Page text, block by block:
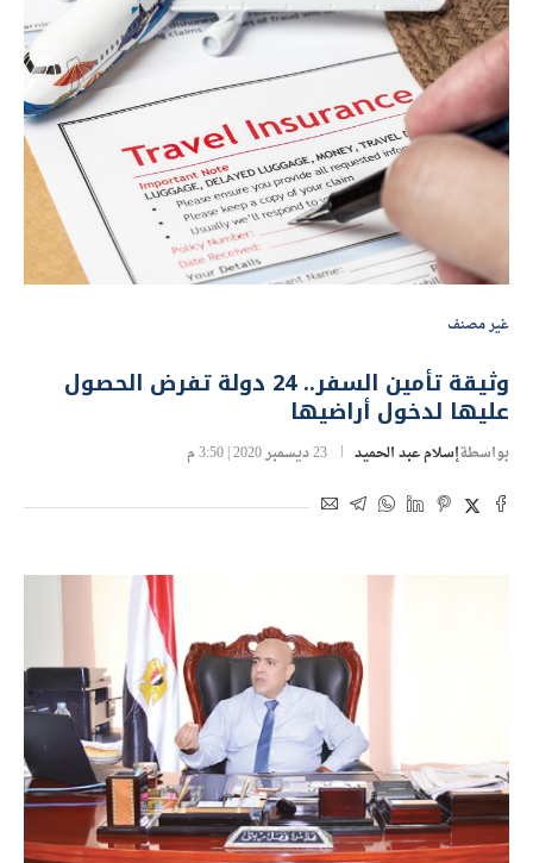
غير مصنف
وثيقة تأمين السفر.. 24 دولة تفرض الحصول
عليها لدخول أراضيها
بواسطةإسلام عبد الحميد 23 ديسمبر 2020 | 3:50 م